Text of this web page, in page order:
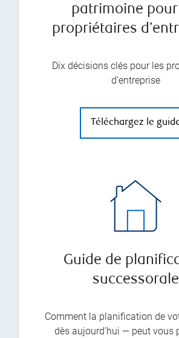
patrimoine
propriétaires
Dix décisions clés pour les
d’entreprise
Téléchargez le
Guide de
successorale
Comment la planification de
dès aujourd’hui — peut vous